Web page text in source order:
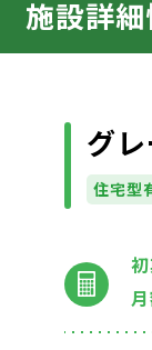
施設詳
グ
住宅型